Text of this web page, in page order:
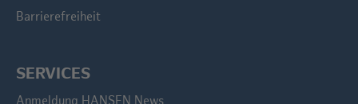
Barrierefreiheit
SERVICES
Anmeldung HANSEN News